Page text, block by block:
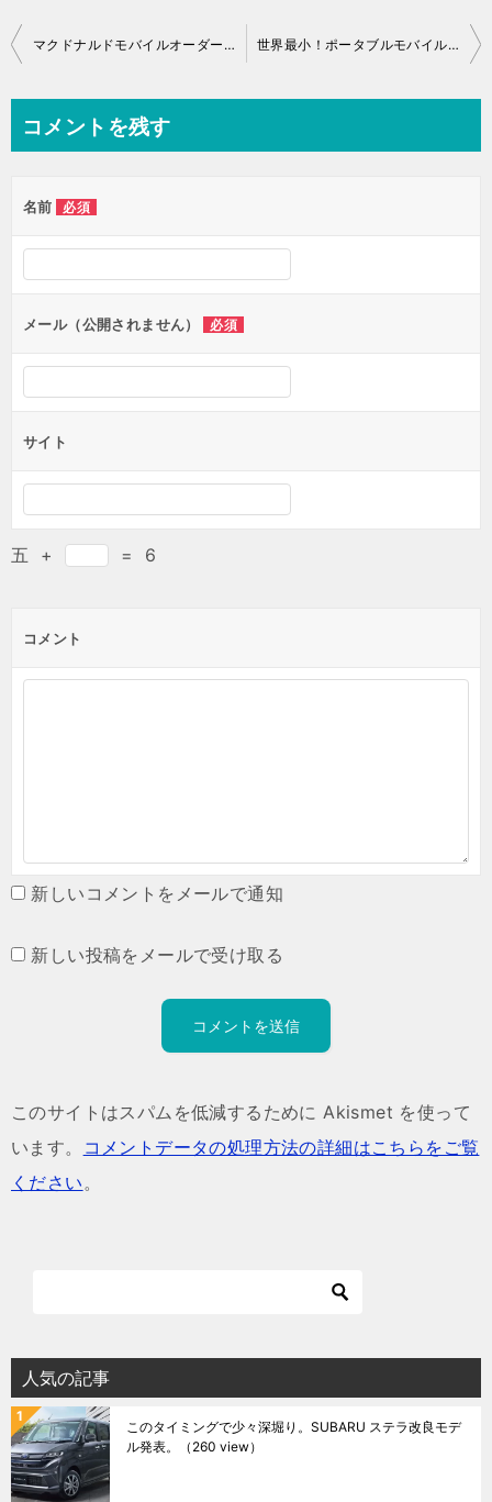
投
ビ
ー
シ
ョ
ン
マクドナルドモバイルオーダーの落とし穴 世界最小！ポータブルモバイルプリンターを導入
コメントを残す
名前 必須
メール（公開されません） 必須
サイト
五 + = 6
コメント
新しいコメントをメールで通知
新しい投稿をメールで受け取る
このサイトはスパムを低減するために Akismet を使って
います。
コメントデータの処理方法の詳細はこちらをご覧
ください 。
人気の記事
このタイミングで少々深堀り。SUBARU ステラ改良モデ
ル発表。
（260 view）